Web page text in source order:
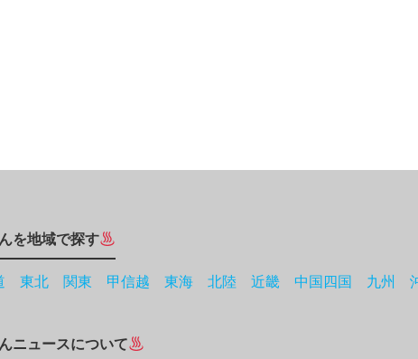
を地域で探す
東北 関東 甲信越 東海 北陸 近畿 中国四国 九州
ニュースについて